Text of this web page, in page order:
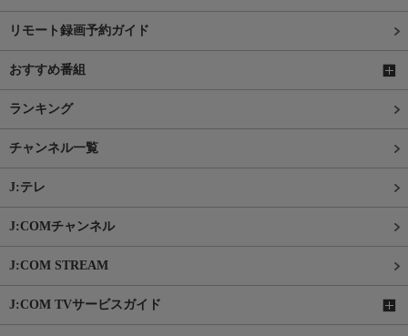
リモート録画予約ガイド
おすすめ番組
ランキング
チャンネル一覧
J:テレ
J:COMチャンネル
J:COM STREAM
J:COM TVサービスガイド